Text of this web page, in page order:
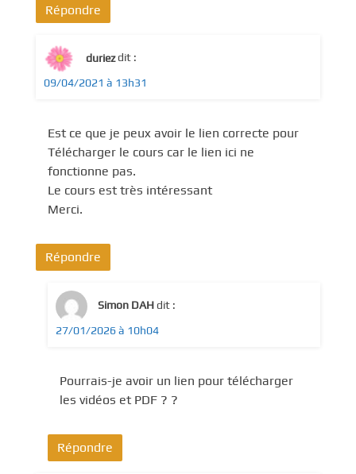
Répondre
duriezdit :
09/04/2021 à 13h31
Est ce que je peux avoir le lien correcte pour
Télécharger le cours car le lien ici ne
fonctionne pas.
Le cours est très intéressant
Merci.
Répondre
Simon DAHdit :
27/01/2026 à 10h04
Pourrais-je avoir un lien pour télécharger
les vidéos et PDF ? ?
Répondre